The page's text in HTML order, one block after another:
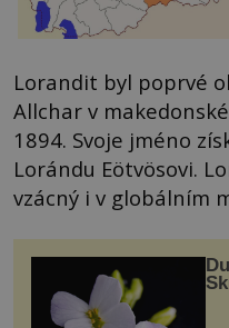
Lorandit byl poprvé
Allchar v
1894. Svoje jméno
Lorándu Eötvösovi.
vzácný i v globálním